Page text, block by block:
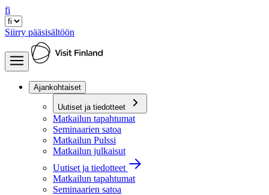
fi
Siirry pääsisältöön
Ajankohtaiset
Uutiset ja tiedotteet
Matkailun tapahtumat
Seminaarien satoa
Matkailun Pulssi
Matkailun julkaisut
Uutiset ja tiedotteet
Matkailun tapahtumat
Seminaarien satoa